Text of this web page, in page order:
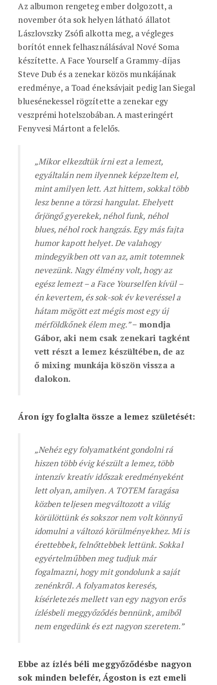
Az albumon rengeteg ember dolgozott, a
november óta sok helyen látható állatot
Lászlovszky Zsófi alkotta meg, a végleges
borítót ennek felhasználásával Nové Soma
készítette. A Face Yourself a Grammy-díjas
Steve Dub és a zenekar közös munkájának
eredménye, a Toad éneksávjait pedig Ian Siegal
bluesénekessel rögzítette a zenekar egy
veszprémi hotelszobában. A masteringért
Fenyvesi Mártont a felelős.
„Mikor elkezdtük írni ezt a lemezt,
egyáltalán nem ilyennek képzeltem el,
mint amilyen lett. Azt hittem, sokkal több
lesz benne a törzsi hangulat. Ehelyett
őrjöngő gyerekek, néhol funk, néhol
blues, néhol rock hangzás. Egy más fajta
humor kapott helyet. De valahogy
mindegyikben ott van az, amit totemnek
nevezünk. Nagy élmény volt, hogy az
egész lemezt – a Face Yourselfen kívül –
én kevertem, és sok-sok év keveréssel a
hátam mögött ezt mégis most egy új
mérföldkőnek élem meg.”– mondja
Gábor, aki nem csak zenekari tagként
vett részt a lemez készültében, de az
ő mixing munkája köszön vissza a
dalokon.
Áron így foglalta össze a lemez születését:
„Nehéz egy folyamatként gondolni rá
hiszen több évig készült a lemez, több
intenzív kreatív időszak eredményeként
lett olyan, amilyen. A TOTEM faragása
közben teljesen megváltozott a világ
körülöttünk és sokszor nem volt könnyű
idomulni a változó körülményekhez. Mi is
érettebbek, felnőttebbek lettünk. Sokkal
egyértelműbben meg tudjuk már
fogalmazni, hogy mit gondolunk a saját
zenénkről. A folyamatos keresés,
kísérletezés mellett van egy nagyon erős
ízlésbeli meggyőződés bennünk, amiből
nem engedünk és ezt nagyon szeretem.”
Ebbe az ízlés béli meggyőződésbe nagyon
sok minden belefér, Ágoston is ezt emeli